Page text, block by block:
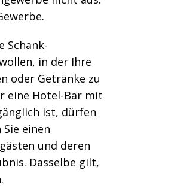
Schank-
in der Ihre
oder Getränke zu
eine Hotel-Bar mit
ist, dürfen
einen
und deren
Dasselbe gilt,